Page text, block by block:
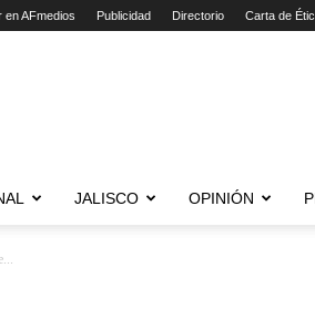
AFmedios Publicidad Directorio Carta de
JALISCO OPINIÓN